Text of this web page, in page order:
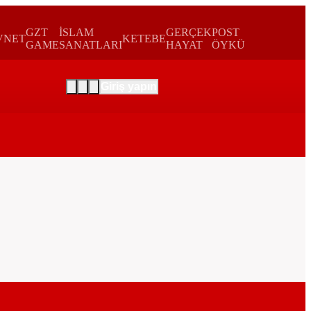
GZT
GAME
İSLAM
SANATLARI
KETEBE
GERÇEK
HAYAT
POST
ÖYKÜ